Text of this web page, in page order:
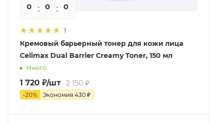
0 0 0
1
Кремовый барьерный тонер для кожи лица
Celimax Dual Barrier Creamy Toner, 150 мл
Много
1 720 ₽/шт 2 150 ₽
-20% Экономия 430 ₽